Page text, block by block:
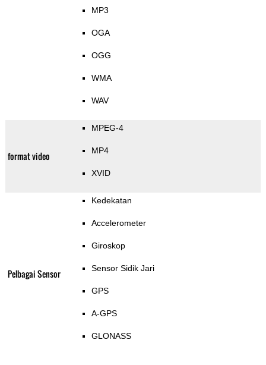
MP3
OGA
OGG
WMA
WAV
format video
MPEG-4
MP4
XVID
Pelbagai Sensor
Kedekatan
Accelerometer
Giroskop
Sensor Sidik Jari
GPS
A-GPS
GLONASS